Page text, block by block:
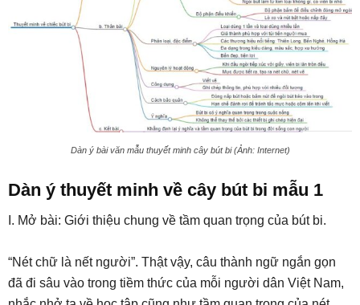
Dàn ý bài văn mẫu thuyết minh cây bút bi (Ảnh: Internet)
Dàn ý thuyết minh về cây bút bi mẫu 1
I. Mở bài: Giới thiệu chung về tầm quan trọng của bút bi.
“Nét chữ là nết người”. Thật vậy, câu thành ngữ ngắn gọn
đã đi sâu vào trong tiềm thức của mỗi người dân Việt Nam,